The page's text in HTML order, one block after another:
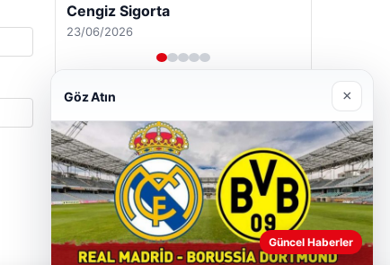
Hastaş Beton
26/05/2026
Göz Atın ×
Güncel Haberler